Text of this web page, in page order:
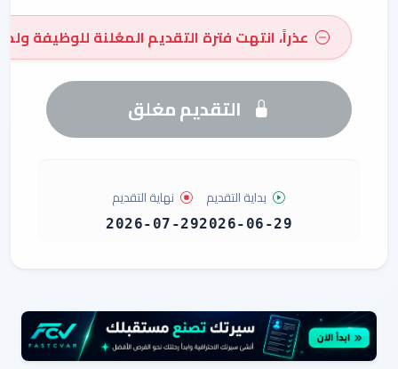
عذراً، انتهت فترة التقديم المعُلنة للوظيفة
التقديم مغلق
بداية التقديم
2026-06-29
نهاية التقديم
2026-07-29